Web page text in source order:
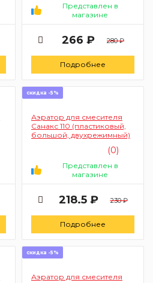
Представлен в
магазине
266 ₽ 280 ₽
Подробнее
скидка -5%
Аэратор для смесителя
Санакс 110 (пластиковый,
большой, двухрежимный)
(0)
Представлен в
магазине
218.5 ₽ 230 ₽
Подробнее
скидка -5%
Аэратор для смесителя